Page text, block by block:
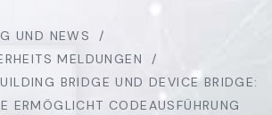
UND NEWS
MELDUNGEN
BRIDGE UND DEVICE BRIDGE:
ERMÖGLICHT CODEAUSFÜHRUNG